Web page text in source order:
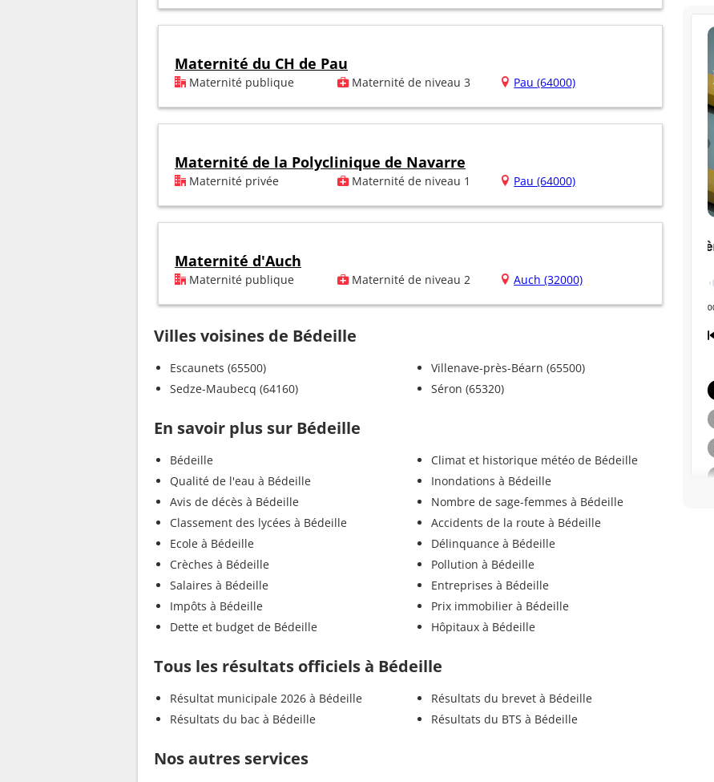
Maternité du CH de Pau
Maternité publique Maternité de niveau 3 Pau (64000)
Maternité de la Polyclinique de Navarre
Maternité privée Maternité de niveau 1 Pau (64000)
Maternité d'Auch
Maternité publique Maternité de niveau 2 Auch (32000)
Villes voisines de Bédeille
Escaunets (65500)
Sedze-Maubecq (64160)
Villenave-près-Béarn (65500)
Séron (65320)
En savoir plus sur Bédeille
Bédeille
Qualité de l'eau à Bédeille
Avis de décès à Bédeille
Classement des lycées à Bédeille
Ecole à Bédeille
Crèches à Bédeille
Salaires à Bédeille
Impôts à Bédeille
Dette et budget de Bédeille
Climat et historique météo de Bédeille
Inondations à Bédeille
Nombre de sage-femmes à Bédeille
Accidents de la route à Bédeille
Délinquance à Bédeille
Pollution à Bédeille
Entreprises à Bédeille
Prix immobilier à Bédeille
Hôpitaux à Bédeille
Tous les résultats officiels à Bédeille
Résultat municipale 2026 à Bédeille
Résultats du bac à Bédeille
Résultats du brevet à Bédeille
Résultats du BTS à Bédeille
Nos autres services